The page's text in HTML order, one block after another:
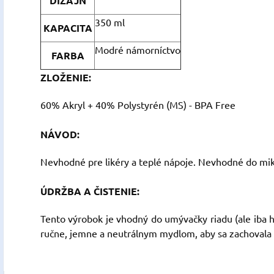
KAPACITA 350 ml
FARBA Modré námorníctvo
ZLOŽENIE:
60% Akryl + 40% Polystyrén (MS) - BPA Free
NÁVOD:
Nevhodné pre likéry a teplé nápoje. Nevhodné do
ÚDRŽBA A ČISTENIE:
Tento výrobok je vhodný do umývačky riadu (ale iba
ručne, jemne a neutrálnym mydlom, aby sa